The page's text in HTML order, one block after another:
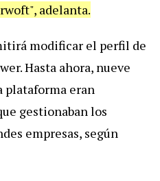
adelanta.
modificar el perfil de
Hasta ahora, nueve
plataforma eran
gestionaban los
empresas, según